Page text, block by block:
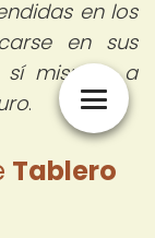
en los
en sus
sí mismos a
.
Tablero